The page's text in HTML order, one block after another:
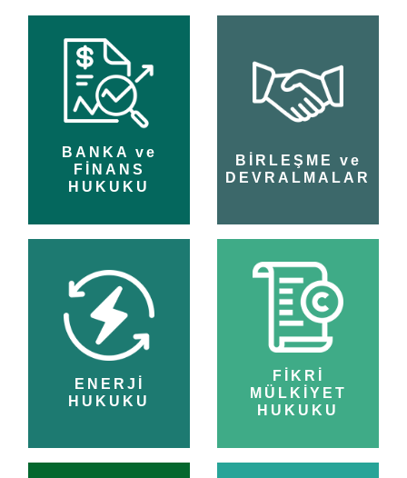
BANKA ve
FİNANS
HUKUKU
BİRLEŞME ve
DEVRALMALAR
ENERJİ
HUKUKU
FİKRİ
MÜLKİYET
HUKUKU